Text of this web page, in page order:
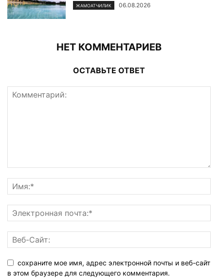
ЖАМОАТЧИЛИК 06.08.2026
НЕТ КОММЕНТАРИЕВ
ОСТАВЬТЕ ОТВЕТ
сохраните мое имя, адрес электронной почты и веб-сайт
в этом браузере для следующего комментария.